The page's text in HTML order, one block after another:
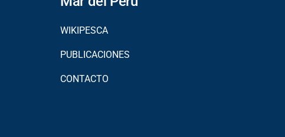
WIKIPESCA
PUBLICACIONES
CONTACTO